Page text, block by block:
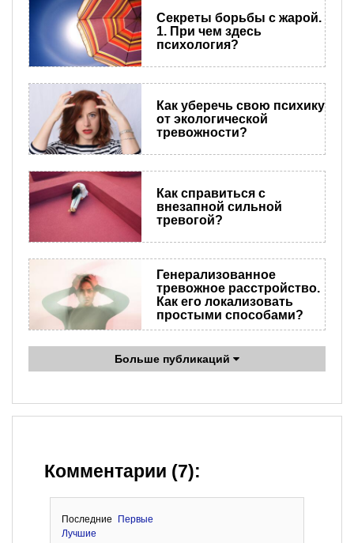
Секреты борьбы с жарой.
1. При чем здесь
психология?
Как уберечь свою психику
от экологической
тревожности?
Как справиться с
внезапной сильной
тревогой?
Генерализованное
тревожное расстройство.
Как его локализовать
простыми способами?
Больше публикаций
Комментарии (7):
Последние
Первые
Лучшие